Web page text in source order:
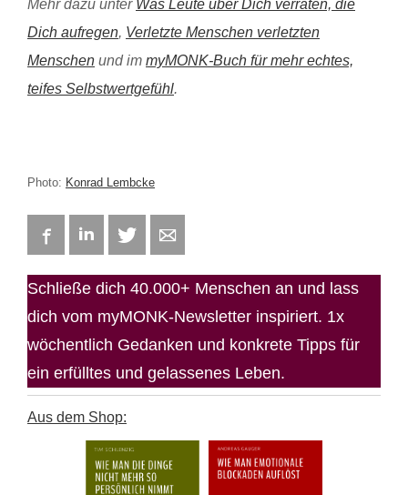
Mehr dazu unter Was Leute über Dich verraten, die
Dich aufregen, Verletzte Menschen verletzten
Menschen und im myMONK-Buch für mehr echtes,
teifes Selbstwertgefühl.
Photo: Konrad Lembcke
FacebookLinkedIn Twitter
Schließe dich 40.000+ Menschen an und lass
dich vom myMONK-Newsletter inspiriert. 1x
wöchentlich Gedanken und konkrete Tipps für
ein erfülltes und gelassenes Leben.
Aus dem Shop: